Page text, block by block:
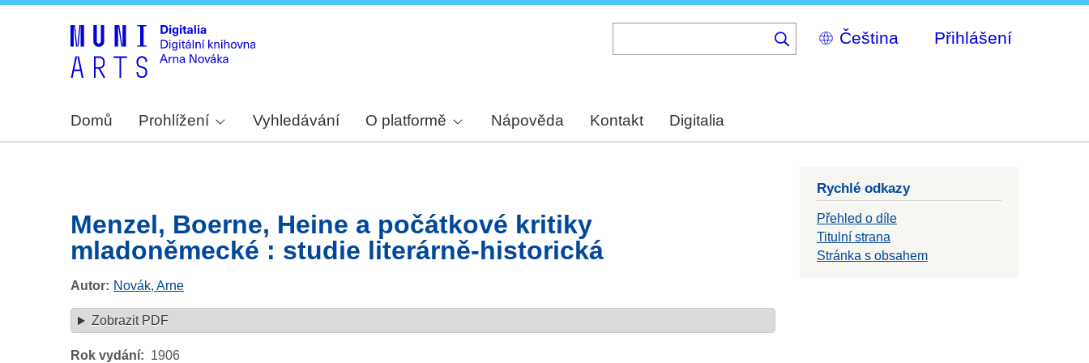
Select
your
Přihlášení
Domů Prohlížení Vyhledávání O platformě Nápověda Kontakt Digitalia
Menzel, Boerne, Heine a počátkové kritiky
mladoněmecké : studie literárně-historická
Autor Novák, Arne
Zobrazit PDF
Rok vydání
1906
Rychlé odkazy
Přehled o díle
Titulní strana
Stránka s obsahem